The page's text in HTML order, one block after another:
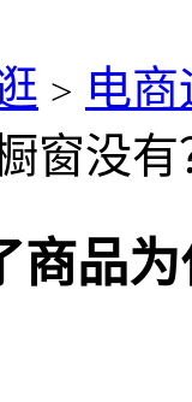
> 电
窗没有
商品